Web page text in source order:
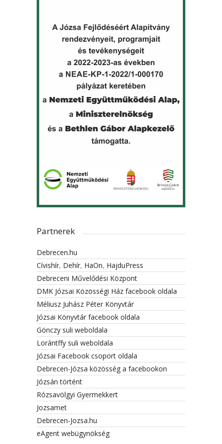
Partnerek
Debrecen.hu
Cívishír, Dehír, HaOn, HajduPress
Debreceni Művelődési Központ
DMK Józsai Közösségi Ház facebook oldala
Méliusz Juhász Péter Könyvtár
Józsai Könyvtár facebook oldala
Gönczy suli weboldala
Lorántffy suli weboldala
Józsai Facebook csoport oldala
Debrecen-Józsa közösség a facebookon
Józsán történt
Rózsavölgyi Gyermekkert
Jozsamet
Debrecen-Jozsa.hu
eAgent webügynökség